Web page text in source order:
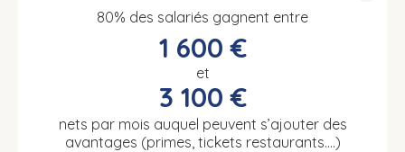
80% des salariés gagnent entre
1 600 €
et
3 100 €
nets par mois auquel peuvent s’ajouter des
avantages (primes, tickets restaurants….)